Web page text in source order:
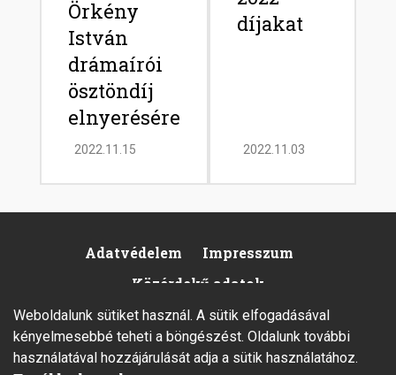
Örkény
István
drámaírói
ösztöndíj
elnyerésére
2022.11.15
díjakat
2022.11.03
Footer
Adatvédelem
Impresszum
Közérdekű adatok
Weboldalunk sütiket használ. A sütik elfogadásával
kényelmesebbé teheti a böngészést. Oldalunk további
használatával hozzájárulását adja a sütik használatához.